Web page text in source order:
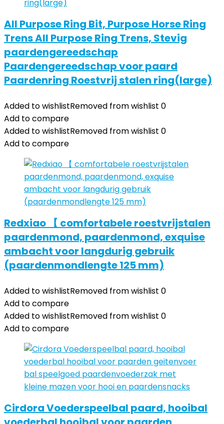
All Purpose Ring Bit, Purpose Horse Ring
Trens All Purpose Ring Trens, Stevig
paardengereedschap
Paardengereedschap voor paard
Paardenring Roestvrij stalen ring(large)
Added to wishlistRemoved from wishlist 0
Add to compare
Added to wishlistRemoved from wishlist 0
Add to compare
Redxiao 【 comfortabele roestvrijstalen
paardenmond, paardenmond, exquise
ambacht voor langdurig gebruik
(paardenmondlengte 125 mm)
Added to wishlistRemoved from wishlist 0
Add to compare
Added to wishlistRemoved from wishlist 0
Add to compare
Cirdora Voederspeelbal paard, hooibal